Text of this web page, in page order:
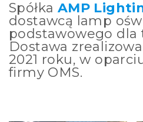
Spółka AMP
dostawcą lamp
podstawowego dla
Dostawa
2021 roku, w
firmy OMS.